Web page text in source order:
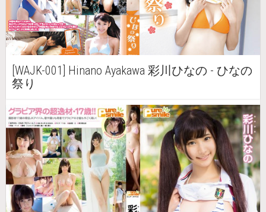
[WAJK-001] Hinano Ayakawa 彩川ひなの - ひなの
祭り